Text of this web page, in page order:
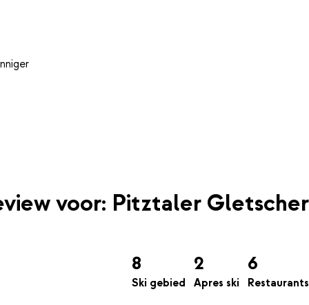
voor: Pitztaler Gletscher
8
Ski gebied
2
Apres ski
6
Restaurants